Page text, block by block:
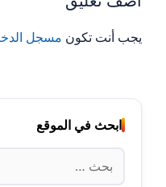
يجب أنت تكون مسجل
ابحث في الموقع
البحث
عن: